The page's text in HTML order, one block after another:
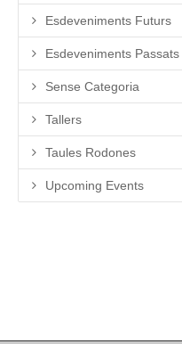
Esdeveniments Futurs
Esdeveniments Passats
Sense Categoria
Tallers
Taules Rodones
Upcoming Events